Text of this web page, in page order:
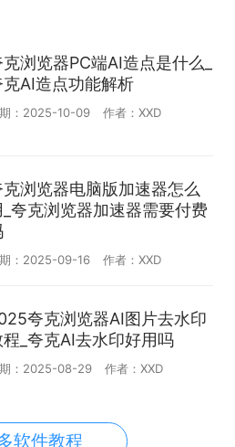
浏览器PC端AI造点是什么_
克AI造点功能解析
：2025-10-09 作者：XXD
克浏览器电脑版加速器怎么
_夸克浏览器加速器需要付费
：2025-09-16 作者：XXD
夸克浏览器AI图片去水印
程_夸克AI去水印好用吗
：2025-08-29 作者：XXD
软件教程